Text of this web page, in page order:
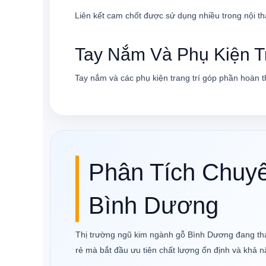
Liên kết cam chốt được sử dụng nhiều trong nội
Tay Nắm Và Phụ Kiện
Tay nắm và các phụ kiện trang trí góp phần
Phân Tích
Bình Dương
Thị trường ngũ kim ngành gỗ Bình Dương đang
rẻ mà bắt đầu ưu tiên chất lượng ổn định và khả